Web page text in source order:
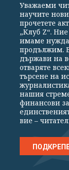
ИКОНОМИКА
Петролът -
за контрол
Уважаеми
научите
прочетете
„Клуб Z“.
имаме нужда
продължим.
държави на
отваряте
търсене на
нашия
финансови
вие –